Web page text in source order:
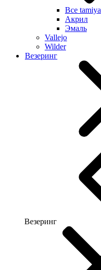
Все tamiya
Акрил
Эмаль
Vallejo
Wilder
Везеринг
Везеринг